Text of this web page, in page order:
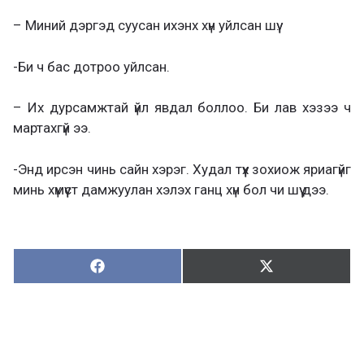
– Миний дэргэд суусан ихэнх хүн уйлсан шүү.
-Би ч бас дотроо уйлсан.
– Их дурсамжтай үйл явдал боллоо. Би лав хэзээ ч
мартахгүй ээ.
-Энд ирсэн чинь сайн хэрэг. Худал түүх зохиож яриагүйг
минь хүмүүст дамжуулан хэлэх ганц хүн бол чи шүү дээ.
Хуваалцах:
Х
у
Түгээх:
Т